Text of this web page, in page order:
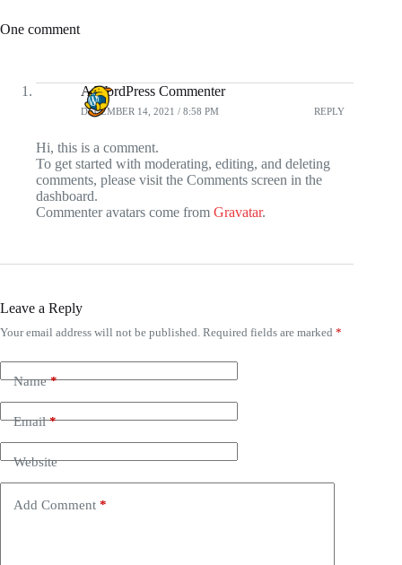
One comment
A WordPress Commenter
DECEMBER 14, 2021 / 8:58 PM REPLY
Hi, this is a comment.
To get started with moderating, editing, and deleting
comments, please visit the Comments screen in the
dashboard.
Commenter avatars come from Gravatar.
Leave a Reply
Your email address will not be published. Required fields are marked *
Name*
Email*
Website
Add Comment *